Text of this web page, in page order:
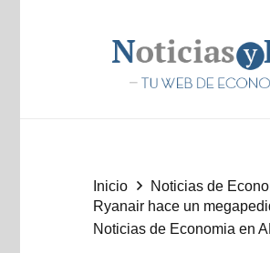
Inicio
Noticias de
Ryanair hace un
Noticias de Economia en